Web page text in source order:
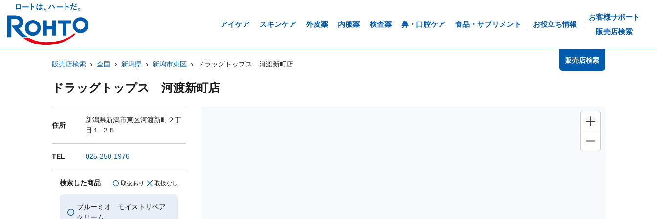
アイケア スキンケア 外皮薬 内服薬 検査薬 鼻・口腔ケア 食品・サプリメント お役立ち情報
お客様サポート
販売店検索
販売店検索 全国 新潟県 新潟市東区 ドラッグトップス 河渡新町店 販売店検索
ドラッグトップス 河渡新町店
住所
新潟県新潟市東区河渡新町２丁
目１-２５
TEL 025-250-1976
検索した商品 取扱あり 取扱なし
ブルーミオ モイストリペア
クリーム